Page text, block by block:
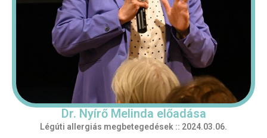
Dr. Nyírő Melinda előadása
Légúti allergiás megbetegedések :: 2024.03.06.